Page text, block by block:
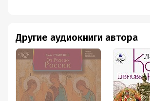
Другие аудиокниги автора